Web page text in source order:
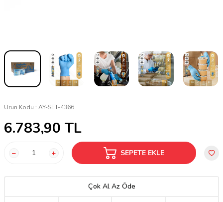
Ürün Kodu : AY-SET-4366
6.783,90 TL
SEPETE EKLE
Çok Al Az Öde